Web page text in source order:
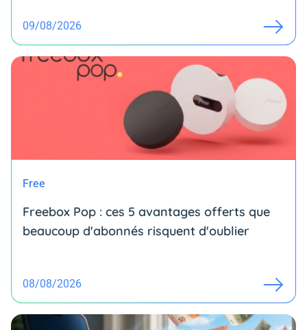
09/08/2026
Free
Freebox Pop : ces 5 avantages offerts que
beaucoup d'abonnés risquent d'oublier
08/08/2026